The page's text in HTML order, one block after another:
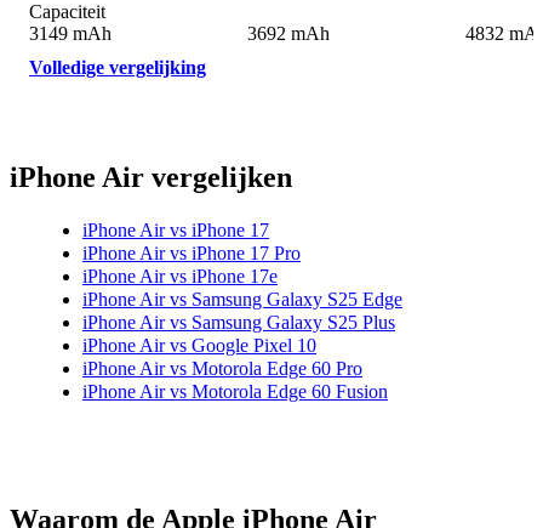
Capaciteit
3149 mAh
3692 mAh
4832
Volledige vergelijking
iPhone Air vergelijken
iPhone Air vs iPhone 17
iPhone Air vs iPhone 17 Pro
iPhone Air vs iPhone 17e
iPhone Air vs Samsung Galaxy S25 Edge
iPhone Air vs Samsung Galaxy S25 Plus
iPhone Air vs Google Pixel 10
iPhone Air vs Motorola Edge 60 Pro
iPhone Air vs Motorola Edge 60 Fusion
Waarom de Apple iPhone Air